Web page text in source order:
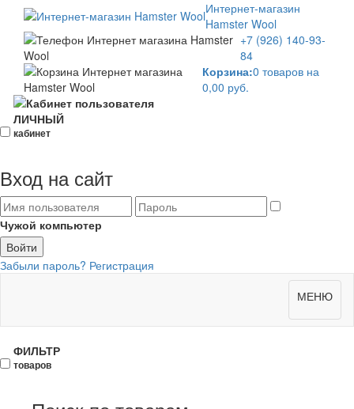
Интернет-магазин
Hamster Wool
+7 (926) 140-93-
84
Корзина:0 товаров на
0,00 руб.
ЛИЧНЫЙ
кабинет
Вход на сайт
Чужой компьютер
Забыли пароль? Регистрация
Toggle
МЕНЮ
ФИЛЬТР
товаров